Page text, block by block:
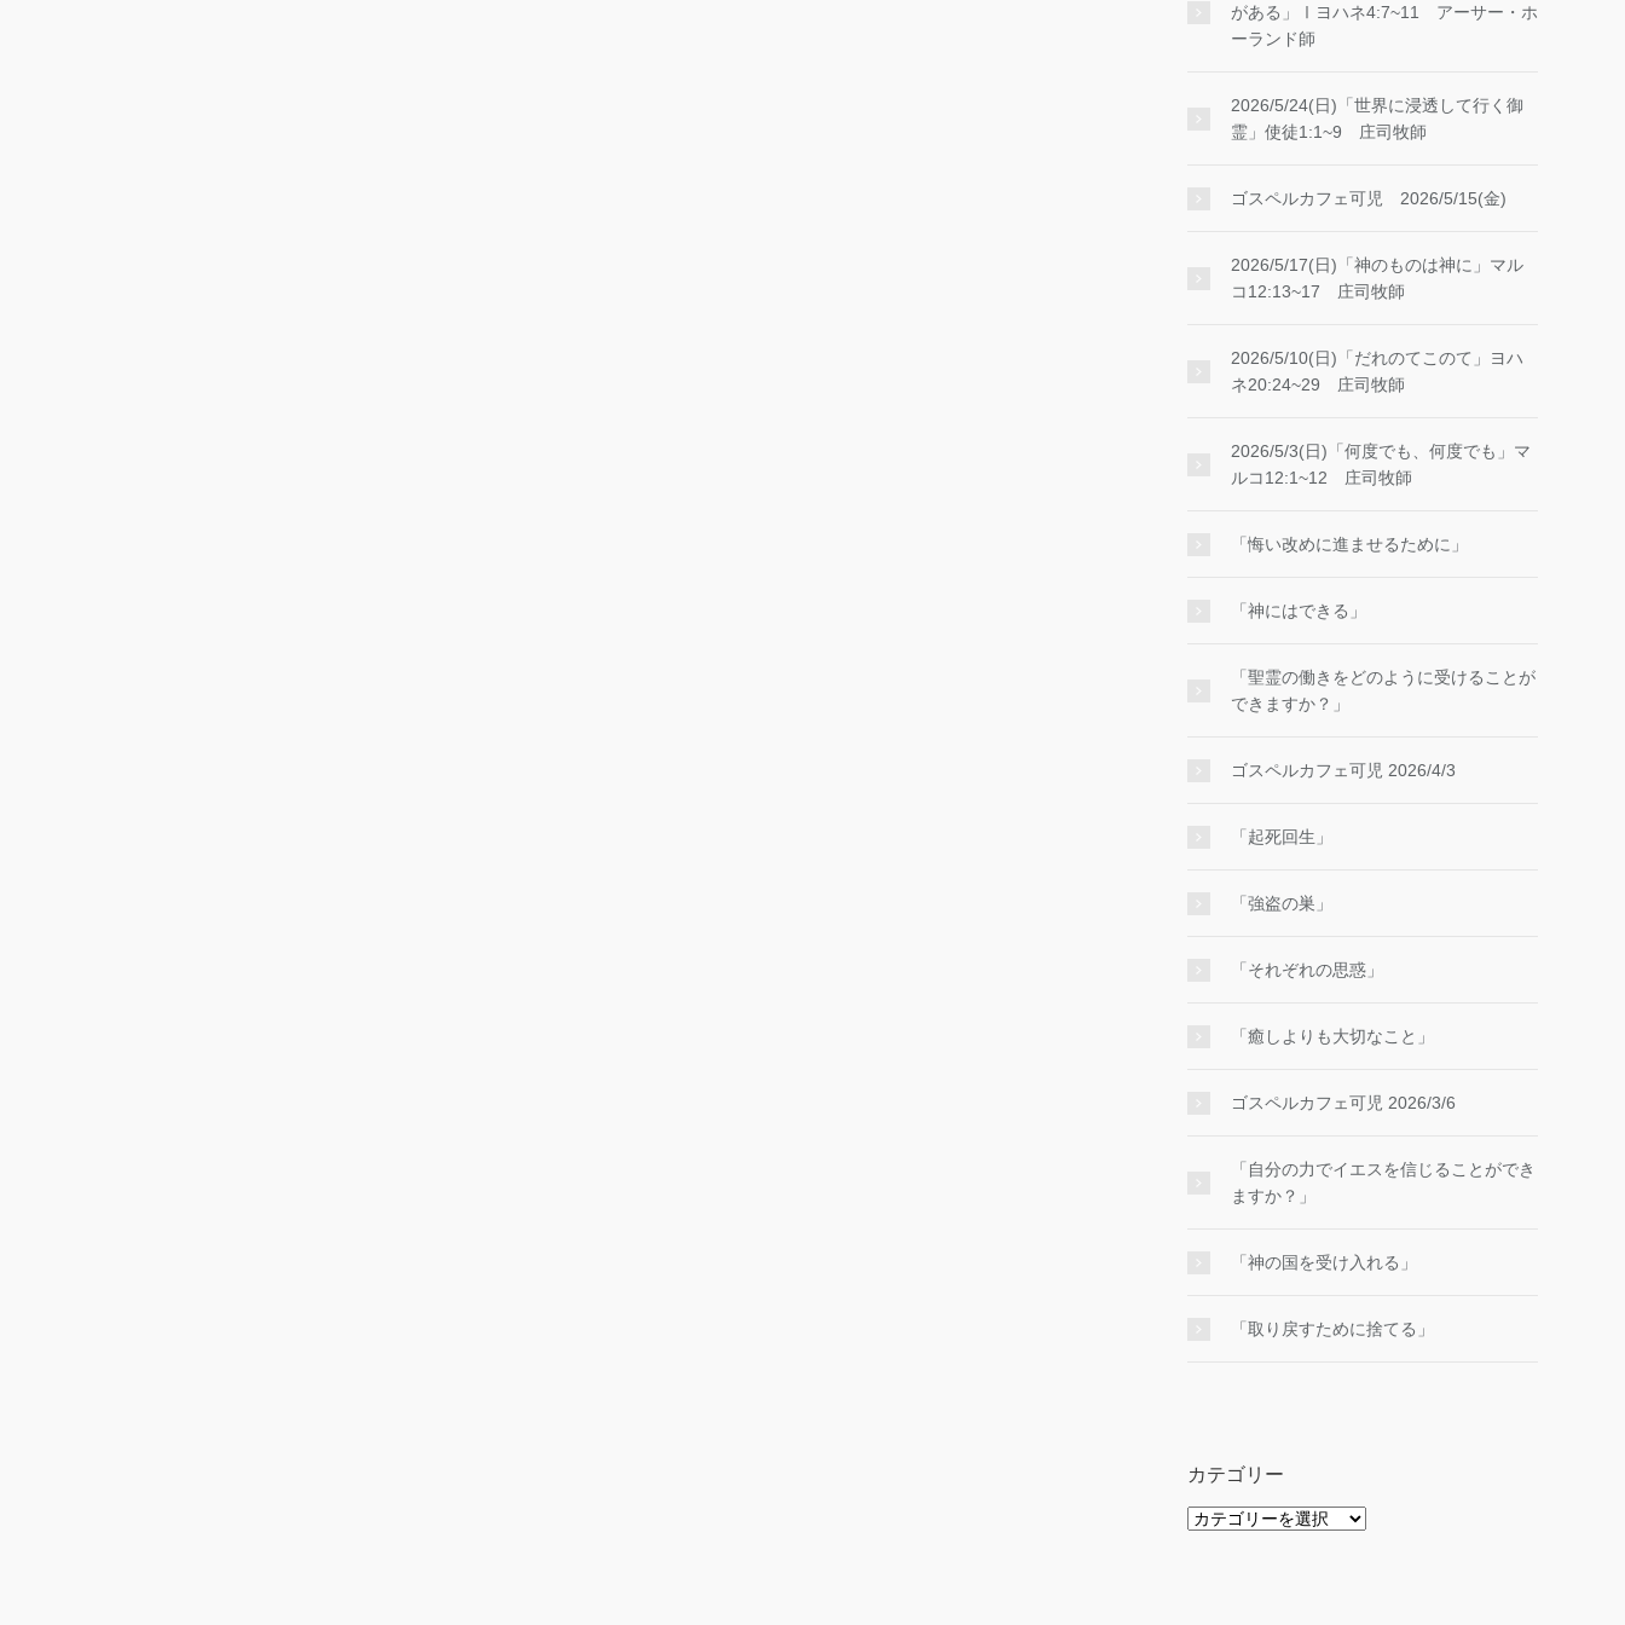
がある」Ⅰヨハネ4:7~11 アーサー・ホ
ーランド師
2026/5/24(日)「世界に浸透して行く御
霊」使徒1:1~9 庄司牧師
ゴスペルカフェ可児 2026/5/15(金)
2026/5/17(日)「神のものは神に」マル
コ12:13~17 庄司牧師
2026/5/10(日)「だれのてこのて」ヨハ
ネ20:24~29 庄司牧師
2026/5/3(日)「何度でも、何度でも」マ
ルコ12:1~12 庄司牧師
「悔い改めに進ませるために」
「神にはできる」
「聖霊の働きをどのように受けることが
できますか？」
ゴスペルカフェ可児 2026/4/3
「起死回生」
「強盗の巣」
「それぞれの思惑」
「癒しよりも大切なこと」
ゴスペルカフェ可児 2026/3/6
「自分の力でイエスを信じることができ
ますか？」
「神の国を受け入れる」
「取り戻すために捨てる」
カテゴリー
カ